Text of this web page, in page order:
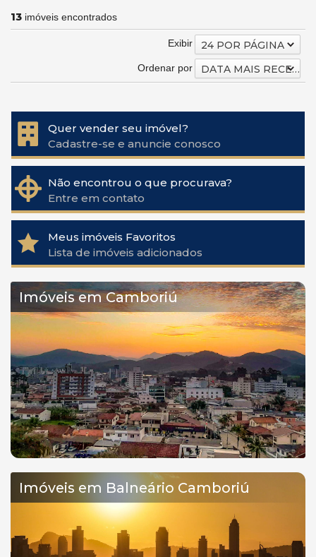
13 imóveis encontrados
Exibir 24 POR PÁGINA
Ordenar por DATA MAIS RECENTE
Quer vender seu imóvel?
Cadastre-se e anuncie conosco
Não encontrou o que procurava?
Entre em contato
Meus imóveis Favoritos
Lista de imóveis adicionados
Imóveis em Camboriú
Imóveis em Balneário Camboriú